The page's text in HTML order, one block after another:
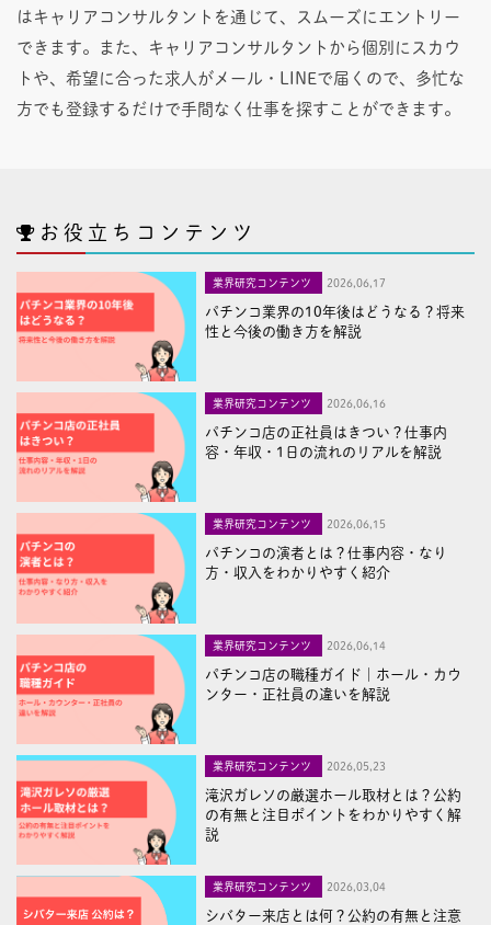
はキャリアコンサルタントを通じて、スムーズにエントリー
できます。また、キャリアコンサルタントから個別にスカウ
トや、希望に合った求人がメール・LINEで届くので、多忙な
方でも登録するだけで手間なく仕事を探すことができます。
お役立ちコンテンツ
業界研究コンテンツ 2026,06,17
パチンコ業界の10年後はどうなる？将来
性と今後の働き方を解説
業界研究コンテンツ 2026,06,16
パチンコ店の正社員はきつい？仕事内
容・年収・1日の流れのリアルを解説
業界研究コンテンツ 2026,06,15
パチンコの演者とは？仕事内容・なり
方・収入をわかりやすく紹介
業界研究コンテンツ 2026,06,14
パチンコ店の職種ガイド｜ホール・カウ
ンター・正社員の違いを解説
業界研究コンテンツ 2026,05,23
滝沢ガレソの厳選ホール取材とは？公約
の有無と注目ポイントをわかりやすく解
説
業界研究コンテンツ 2026,03,04
シバター来店とは何？公約の有無と注意